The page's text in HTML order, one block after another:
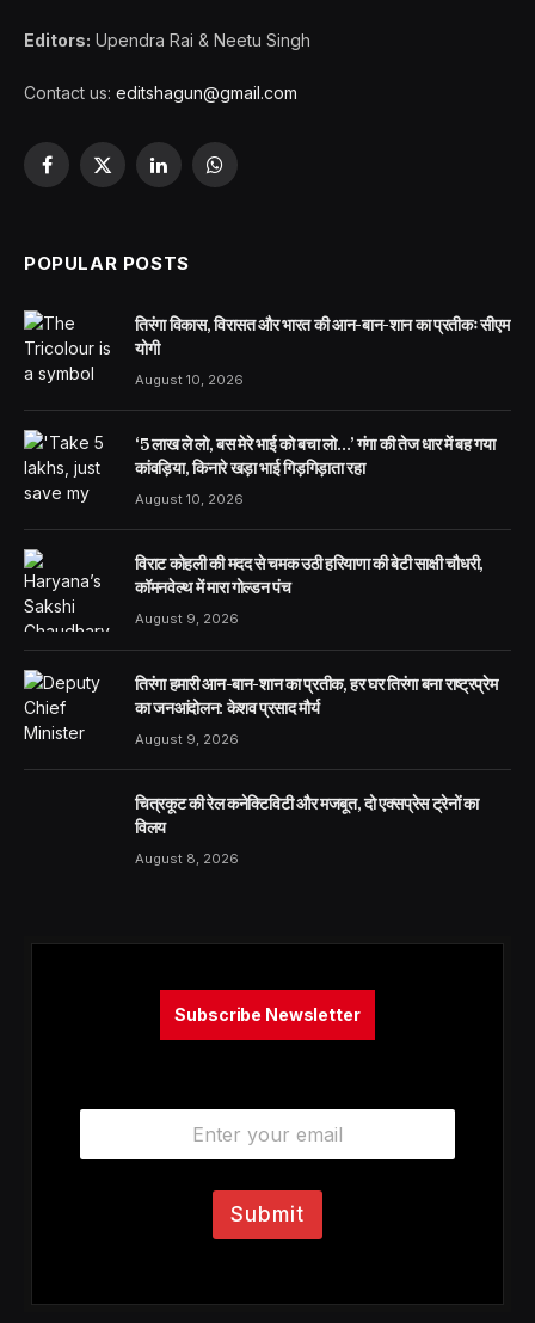
Editors: Upendra Rai & Neetu Singh
Contact us: editshagun@gmail.com
Facebook
X
LinkedInWhatsApp
POPULAR POSTS
तिरंगा विकास, विरासत और भारत की आन-बान-शान का प्रतीकः सीएम
योगी
August 10, 2026
‘5 लाख ले लो, बस मेरे भाई को बचा लो…’ गंगा की तेज धार में बह गया
कांवड़िया, किनारे खड़ा भाई गिड़गिड़ाता रहा
August 10, 2026
विराट कोहली की मदद से चमक उठी हरियाणा की बेटी साक्षी चौधरी,
कॉमनवेल्थ में मारा गोल्डन पंच
August 9, 2026
तिरंगा हमारी आन-बान-शान का प्रतीक, हर घर तिरंगा बना राष्ट्रप्रेम
का जनआंदोलन: केशव प्रसाद मौर्य
August 9, 2026
चित्रकूट की रेल कनेक्टिविटी और मजबूत, दो एक्सप्रेस ट्रेनों का
विलय
August 8, 2026
Subscribe Newsletter
E
a
Submit